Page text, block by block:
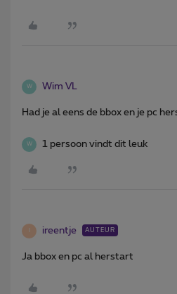
W Wim VL
Had je al eens de bbox en je pc
W 1 persoon vindt dit leuk
ireentje AUTEUR
Ja bbox en pc al herstart